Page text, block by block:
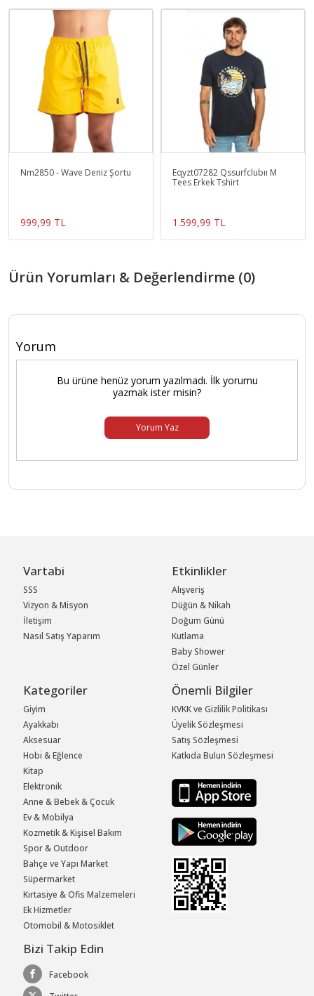
Nm2850 - Wave Deniz Şortu
999,99 TL
Eqyzt07282 Qssurfclubıı M
Tees Erkek Tshirt
1.599,99 TL
Ürün Yorumları & Değerlendirme (0)
Yorum
Bu ürüne henüz yorum yazılmadı. İlk yorumu
yazmak ister misin?
Yorum Yaz
Vartabi
SSS
Vizyon & Misyon
İletişim
Nasıl Satış Yaparım
Etkinlikler
Alışveriş
Düğün & Nikah
Doğum Günü
Kutlama
Baby Shower
Özel Günler
Kategoriler
Giyim
Ayakkabı
Aksesuar
Hobi & Eğlence
Kitap
Elektronik
Anne & Bebek & Çocuk
Ev & Mobilya
Kozmetik & Kişisel Bakım
Spor & Outdoor
Bahçe ve Yapı Market
Süpermarket
Kırtasiye & Ofis Malzemeleri
Ek Hizmetler
Otomobil & Motosiklet
Önemli Bilgiler
KVKK ve Gizlilik Politikası
Üyelik Sözleşmesi
Satış Sözleşmesi
Katkıda Bulun Sözleşmesi
Bizi Takip Edin
Facebook